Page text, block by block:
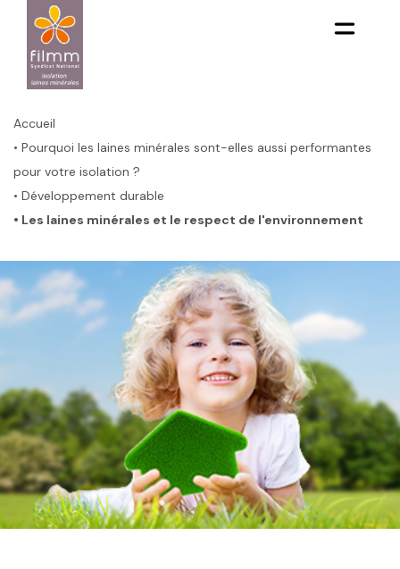
contenu
principal
Accueil
• Pourquoi les laines minérales sont-elles aussi performantes
pour votre isolation ?
• Développement durable
• Les laines minérales et le respect de l'environnement